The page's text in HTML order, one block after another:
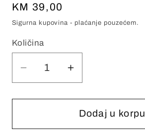
Redovna
cijena
KM 39,00
Sigurna kupovina - plaćanje pouzećem.
Količina
Smanjite
količinu
za
Sokovnik
Povećajte
količinu
za
Električni
Sokovnik
Dodaj u korpu